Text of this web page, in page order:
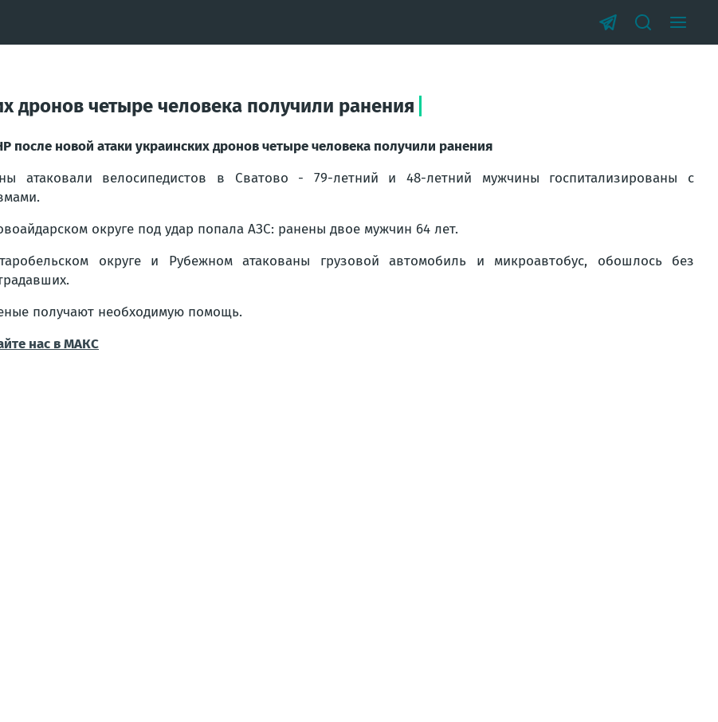
дронов четыре человека получили ранения
после новой атаки украинских дронов четыре человека получили ранения
атаковали велосипедистов в Сватово - 79-летний и 48-летний мужчины госпитализированы с
округе под удар попала АЗС: ранены двое мужчин 64 лет.
округе и Рубежном атакованы грузовой автомобиль и микроавтобус, обошлось без
получают необходимую помощь.
нас в МАКС